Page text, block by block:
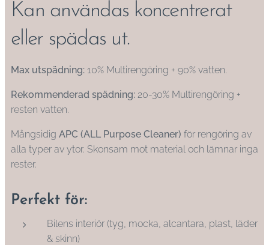
Kan användas koncentrerat
eller spädas ut.
Max utspädning: 10% Multirengöring + 90% vatten.
Rekommenderad spädning: 20-30% Multirengöring +
resten vatten.
Mångsidig APC (ALL Purpose Cleaner) för rengöring av
alla typer av ytor. Skonsam mot material och lämnar inga
rester.
Perfekt för:
Bilens interiör (tyg, mocka, alcantara, plast, läder
& skinn)